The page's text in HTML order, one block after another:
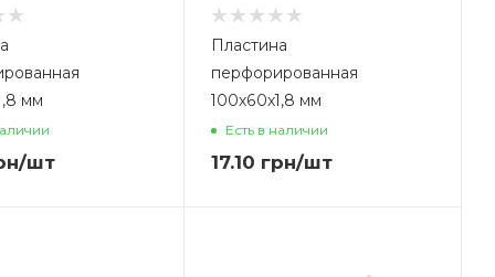
мм
/шт
Пластина
перфорированная
100х60х1,8 мм
Есть в наличии
17.10 грн/шт